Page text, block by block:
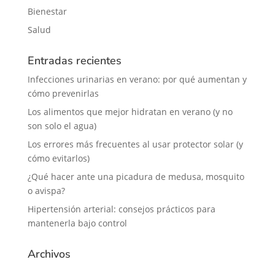
Bienestar
Salud
Entradas recientes
Infecciones urinarias en verano: por qué aumentan y
cómo prevenirlas
Los alimentos que mejor hidratan en verano (y no
son solo el agua)
Los errores más frecuentes al usar protector solar (y
cómo evitarlos)
¿Qué hacer ante una picadura de medusa, mosquito
o avispa?
Hipertensión arterial: consejos prácticos para
mantenerla bajo control
Archivos